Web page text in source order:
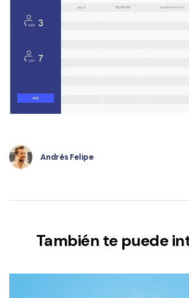
Andrés Felipe
También te puede